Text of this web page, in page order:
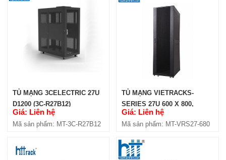
TỦ MẠNG 3CELECTRIC 27U
D1200 (3C-R27B12)
Giá: Liên hệ
Mã sản phẩm: MT-3C-R27B12
TỦ MẠNG VIETRACKS-
SERIES 27U 600 X 800,
BLACK (VRS27-680)
Giá: Liên hệ
Mã sản phẩm: MT-VRS27-680